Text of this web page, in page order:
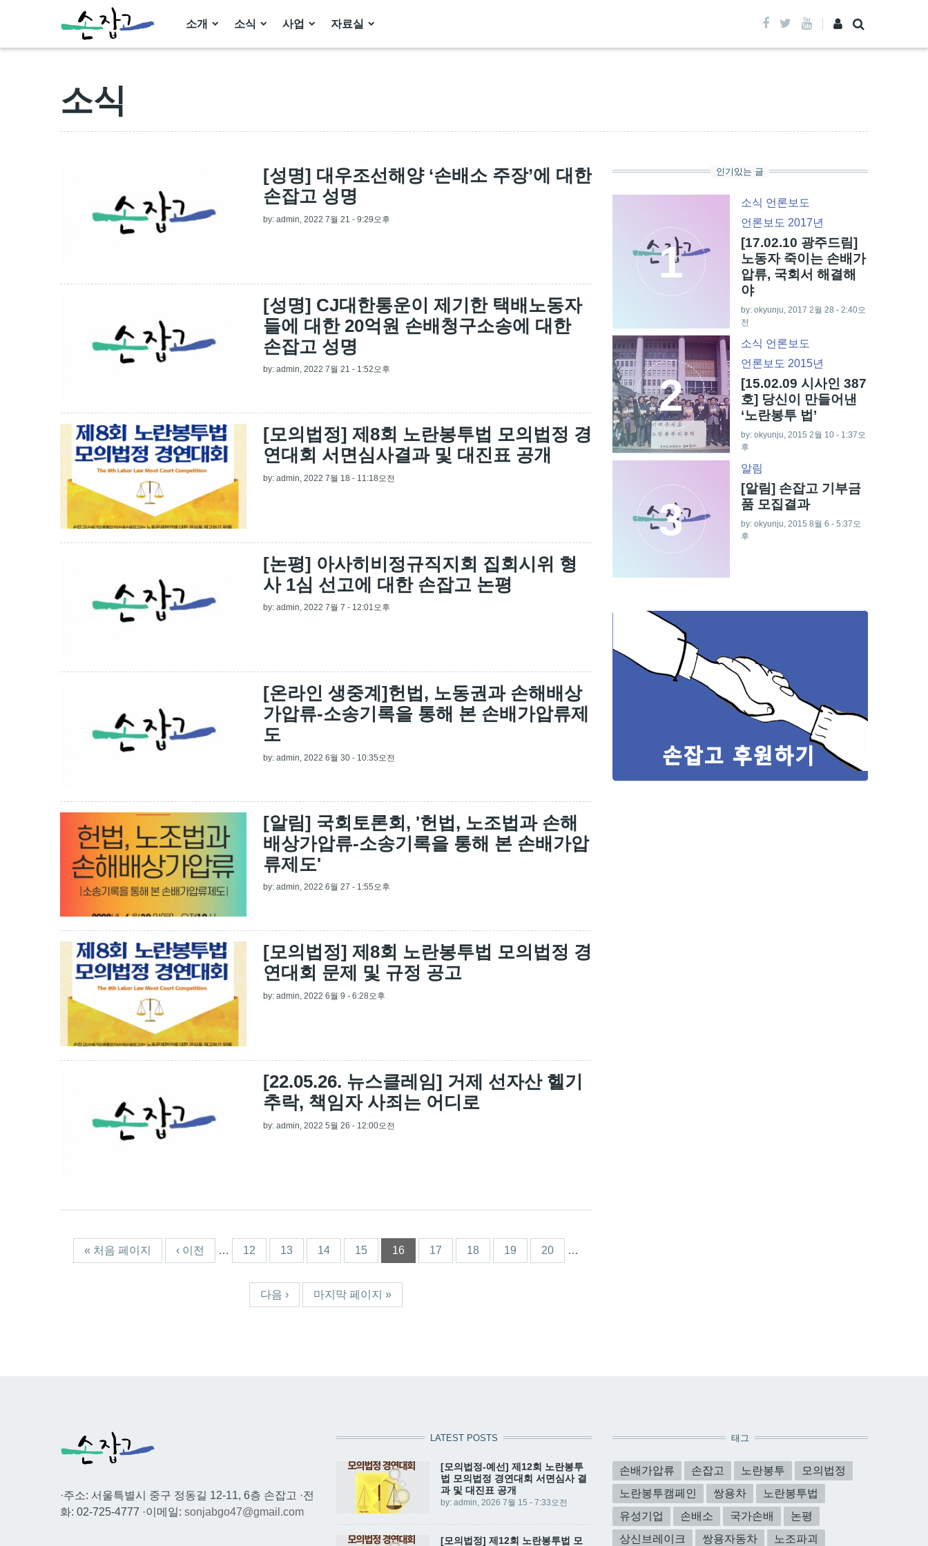
소개 소식 사업 자료실
소식
[성명] 대우조선해양 ‘손배소 주장’에 대한
손잡고 성명
by: admin , 2022 7월 21 - 9:29오후
[성명] CJ대한통운이 제기한 택배노동자
들에 대한 20억원 손배청구소송에 대한
손잡고 성명
by: admin, 2022 7월 21 - 1:52오후
[모의법정] 제8회 노란봉투법 모의법정 경
연대회 서면심사결과 및 대진표 공개
by: admin , 2022 7월 18 - 11:18오전
[논평] 아사히비정규직지회 집회시위 형
사 1심 선고에 대한 손잡고 논평
by: admin, 2022 7월 7 - 12:01오후
[온라인 생중계]헌법, 노동권과 손해배상
가압류-소송기록을 통해 본 손배가압류제
도
by: admin, 2022 6월 30 - 10:35오전
[알림] 국회토론회, '헌법, 노조법과 손해
배상가압류-소송기록을 통해 본 손배가압
류제도'
by: admin, 2022 6월 27 - 1:55오후
[모의법정] 제8회 노란봉투법 모의법정 경
연대회 문제 및 규정 공고
by: admin, 2022 6월 9 - 6:28오후
[22.05.26. 뉴스클레임] 거제 선자산 헬기
추락, 책임자 사죄는 어디로
by: admin , 2022 5월 26 - 12:00오전
« 처음 페이지 ‹ 이전 … 12 13 14 15 16 17 18 19 20 …
다음 › 마지막 페이지 »
인기있는 글
1
소식 언론보도
언론보도 2017년
[17.02.10 광주드림]
노동자 죽이는 손배가
압류, 국회서 해결해
야
by: okyunju, 2017 2월 28 - 2:40오
전
2
소식 언론보도
언론보도 2015년
[15.02.09 시사인 387
호] 당신이 만들어낸
‘노란봉투 법’
by: okyunju, 2015 2월 10 - 1:37오
후
3
알림
[알림] 손잡고 기부금
품 모집결과
by: okyunju, 2015 8월 6 - 5:37오
후
·주소: 서울특별시 중구 정동길 12-11, 6층 손잡고 ·전
화: 02-725-4777 ·이메일: sonjabgo47@gmail.com
LATEST POSTS
[모의법정-예선] 제12회 노란봉투
법 모의법정 경연대회 서면심사 결
과 및 대진표 공개
by: admin , 2026 7월 15 - 7:33오전
[모의법정] 제12회 노란봉투법 모
태그
손배가압류 손잡고 노란봉투
모의법정
노란봉투캠페인
쌍용차
노란봉투법
유성기업
손배소 국가손배
논평
상신브레이크
쌍용자동차 노조파괴